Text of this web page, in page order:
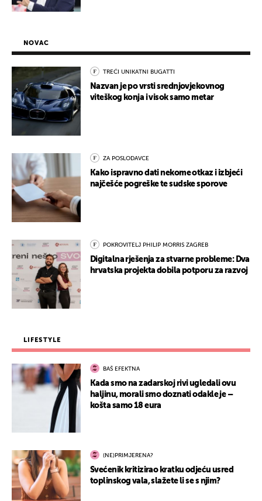
NOVAC
TREĆI UNIKATNI BUGATTI
Nazvan je po vrsti srednjovjekovnog
viteškog konja i visok samo metar
ZA POSLODAVCE
Kako ispravno dati nekome otkaz i izbjeći
najčešće pogreške te sudske sporove
POKROVITELJ PHILIP MORRIS ZAGREB
Digitalna rješenja za stvarne probleme: Dva
hrvatska projekta dobila potporu za razvoj
LIFESTYLE
BAŠ EFEKTNA
Kada smo na zadarskoj rivi ugledali ovu
haljinu, morali smo doznati odakle je –
košta samo 18 eura
(NE)PRIMJERENA?
Svećenik kritizirao kratku odjeću usred
toplinskog vala, slažete li se s njim?